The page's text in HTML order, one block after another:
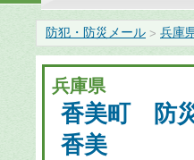
防犯・防災メール > 兵庫
兵庫県
香美町 防
香美